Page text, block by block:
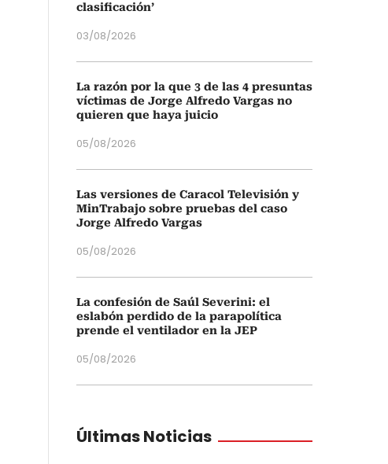
clasificación’
03/08/2026
La razón por la que 3 de las 4 presuntas
víctimas de Jorge Alfredo Vargas no
quieren que haya juicio
05/08/2026
Las versiones de Caracol Televisión y
MinTrabajo sobre pruebas del caso
Jorge Alfredo Vargas
05/08/2026
La confesión de Saúl Severini: el
eslabón perdido de la parapolítica
prende el ventilador en la JEP
05/08/2026
Últimas Noticias